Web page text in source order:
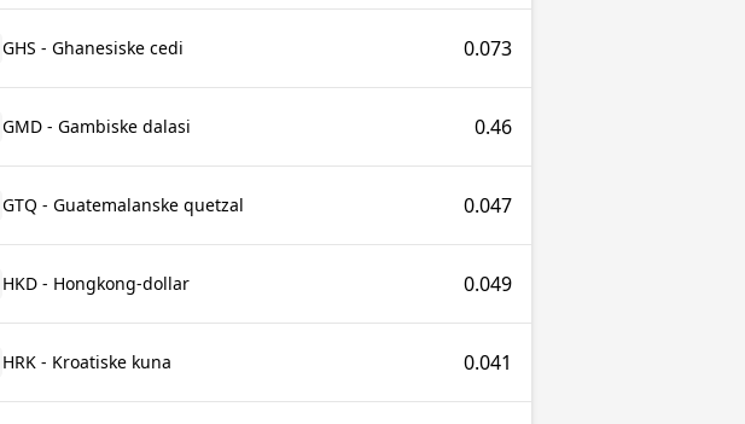
GHS - Ghanesiske cedi 0.073
GMD - Gambiske dalasi 0.46
GTQ - Guatemalanske quetzal 0.047
HKD - Hongkong-dollar 0.049
HRK - Kroatiske kuna 0.041